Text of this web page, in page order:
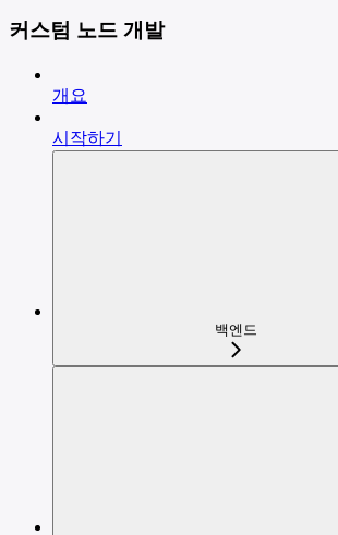
커스텀 노드 개발
개요
시작하기
백엔드